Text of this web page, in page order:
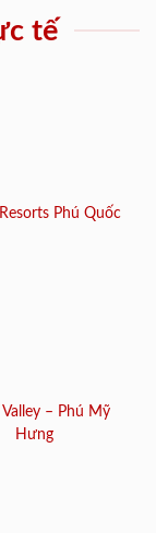
tế
Phú Quốc
– Phú Mỹ
Hưng